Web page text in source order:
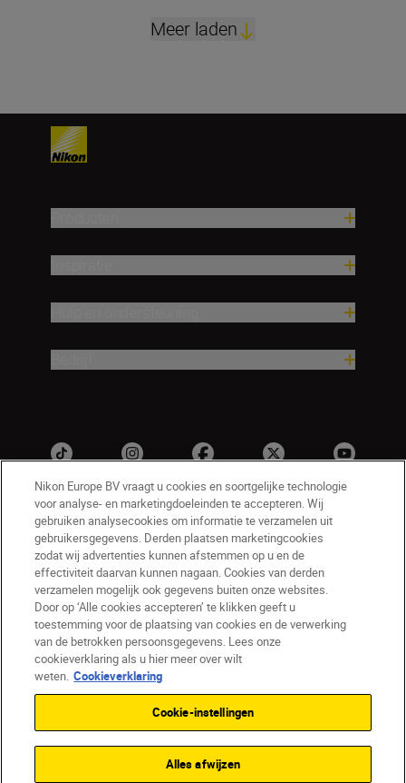
Meer laden
NL Nikon Sites
Contact opnemen
Privacyverklaring
Gebruiksvoorwaarden
Nikon Store - Algemene voorwaarden
Cookieverklaring
Toegankelijkheid
Cookie-instellingen
Nikon Europe BV vraagt u cookies en soortgelijke technologie
voor analyse- en marketingdoeleinden te accepteren. Wij
gebruiken analysecookies om informatie te verzamelen uit
gebruikersgegevens. Derden plaatsen marketingcookies
zodat wij advertenties kunnen afstemmen op u en de
effectiviteit daarvan kunnen nagaan. Cookies van derden
verzamelen mogelijk ook gegevens buiten onze websites.
Door op ‘Alle cookies accepteren’ te klikken geeft u
toestemming voor de plaatsing van cookies en de verwerking
van de betrokken persoonsgegevens. Lees onze
cookieverklaring als u hier meer over wilt
weten. Cookieverklaring
Cookie-instellingen
Alles afwijzen